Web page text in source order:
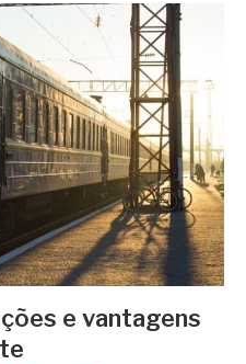
e vantagens